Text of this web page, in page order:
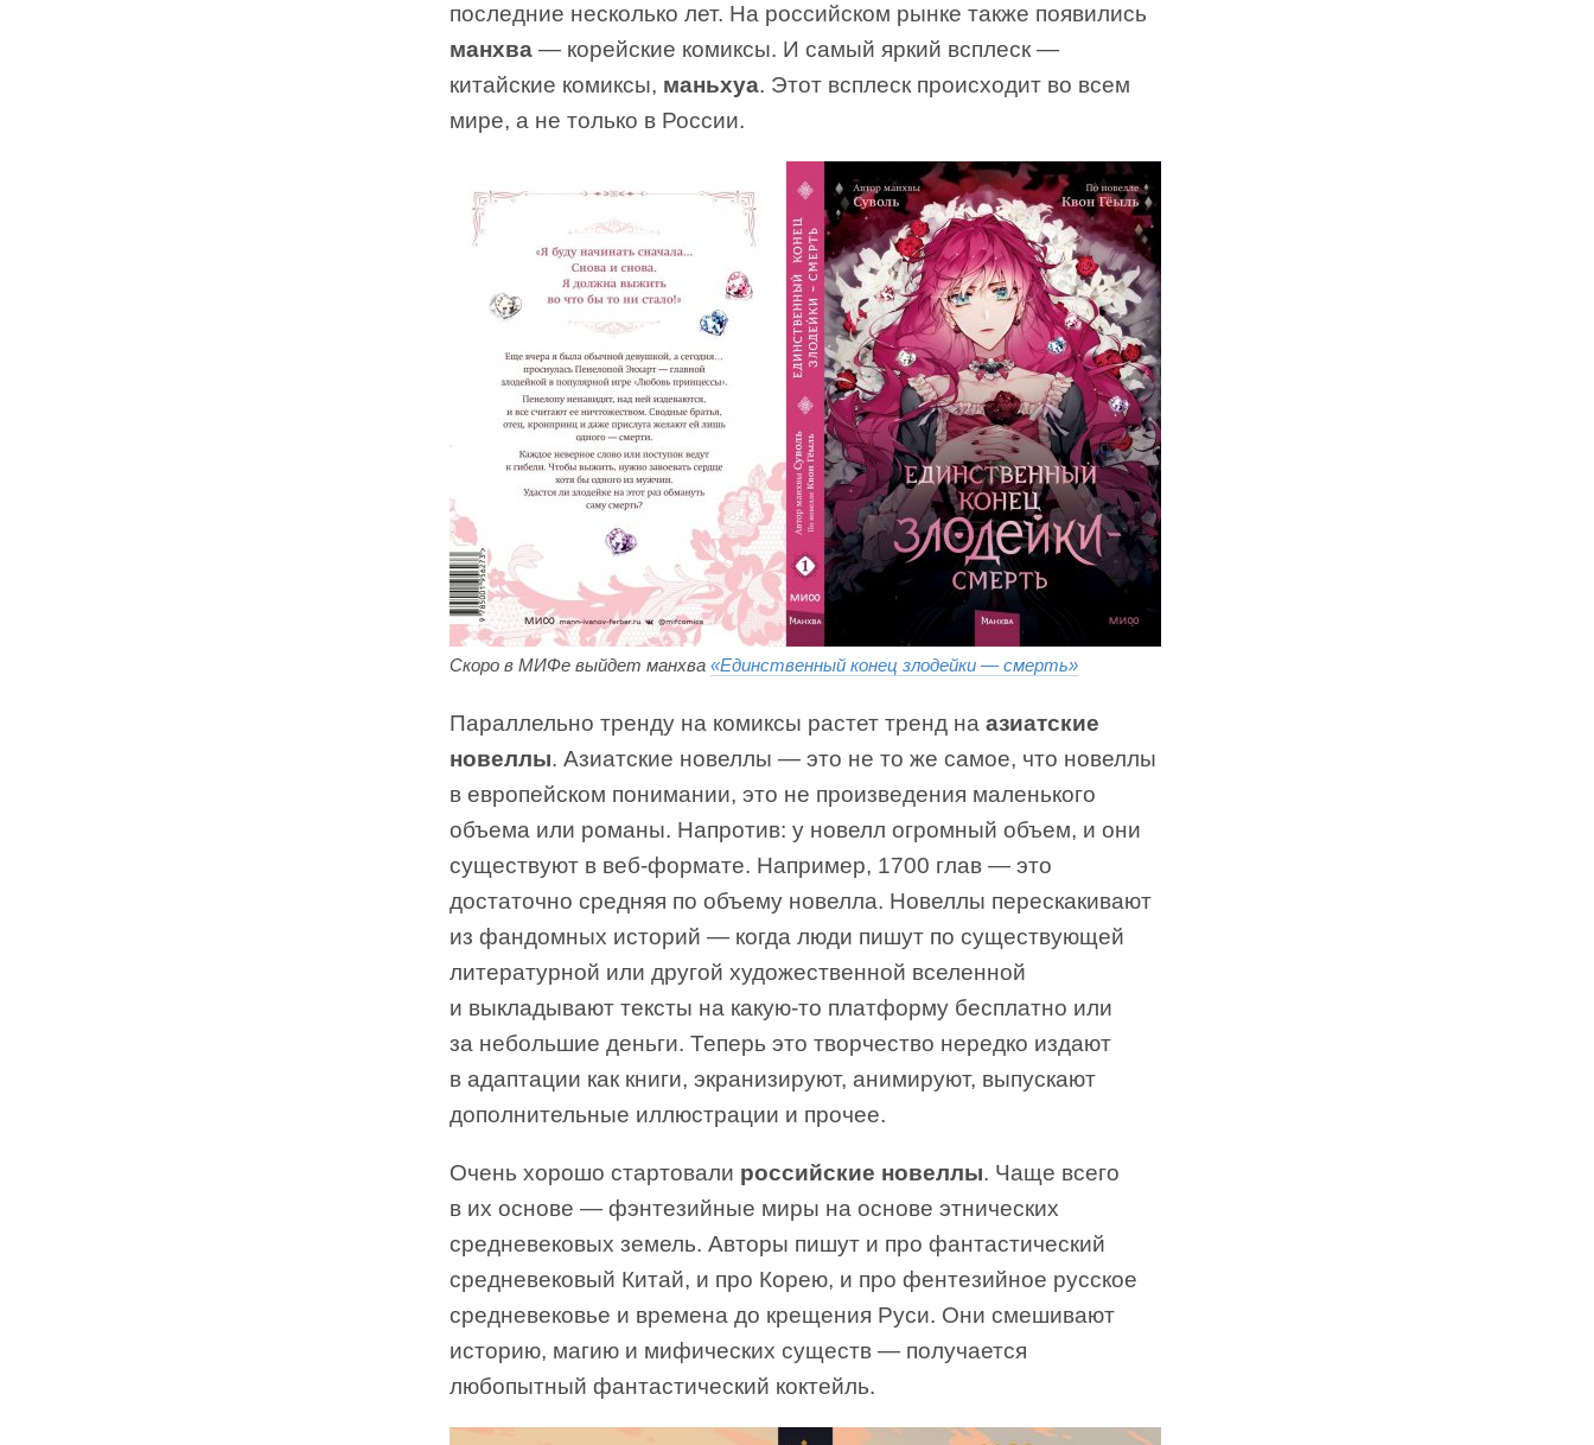
последние несколько лет. На российском рынке также появились
манхва — корейские комиксы. И самый яркий всплеск —
китайские комиксы, маньхуа. Этот всплеск происходит во всем
мире, а не только в России.
Скоро в МИФе выйдет манхва «Единственный конец злодейки — смерть»
Параллельно тренду на комиксы растет тренд на азиатские
новеллы. Азиатские новеллы — это не то же самое, что новеллы
в европейском понимании, это не произведения маленького
объема или романы. Напротив: у новелл огромный объем, и они
существуют в веб-формате. Например, 1700 глав — это
достаточно средняя по объему новелла. Новеллы перескакивают
из фандомных историй — когда люди пишут по существующей
литературной или другой художественной вселенной
и выкладывают тексты на какую-то платформу бесплатно или
за небольшие деньги. Теперь это творчество нередко издают
в адаптации как книги, экранизируют, анимируют, выпускают
дополнительные иллюстрации и прочее.
Очень хорошо стартовали российские новеллы. Чаще всего
в их основе — фэнтезийные миры на основе этнических
средневековых земель. Авторы пишут и про фантастический
средневековый Китай, и про Корею, и про фентезийное русское
средневековье и времена до крещения Руси. Они смешивают
историю, магию и мифических существ — получается
любопытный фантастический коктейль.